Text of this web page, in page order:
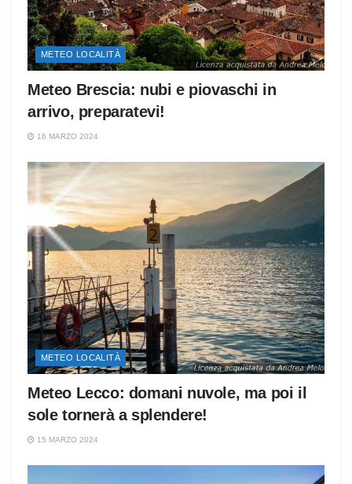
METEO LOCALITÀ
Meteo Brescia: nubi e piovaschi in
arrivo, preparatevi!
16 MARZO 2024
METEO LOCALITÀ
Meteo Lecco: domani nuvole, ma poi il
sole tornerà a splendere!
15 MARZO 2024